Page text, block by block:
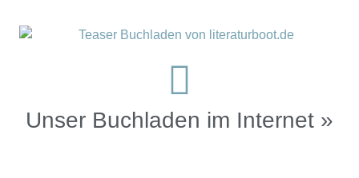
Unser Buchladen im Internet »